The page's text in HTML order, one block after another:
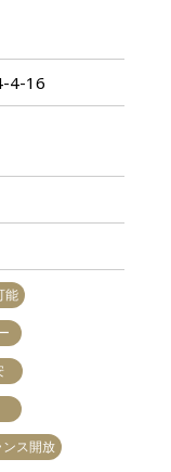
4-16
能
ス開放